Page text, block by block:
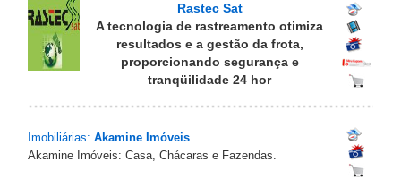
Rastec Sat
A tecnologia de rastreamento otimiza
resultados e a gestão da frota,
proporcionando segurança e
tranqüilidade 24 hor
Imobiliárias: Akamine Imóveis
Akamine Imóveis: Casa, Chácaras e Fazendas.